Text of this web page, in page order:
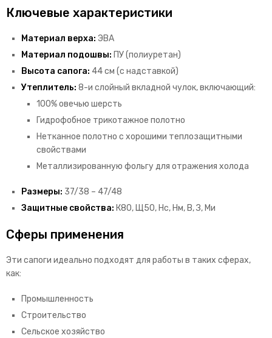
Ключевые характеристики
Материал верха: ЭВА
Материал подошвы: ПУ (полиуретан)
Высота сапога: 44 см (с надставкой)
Утеплитель: 8-и слойный вкладной чулок, включающий:
100% овечью шерсть
Гидрофобное трикотажное полотно
Нетканное полотно с хорошими теплозащитными
свойствами
Металлизированную фольгу для отражения холода
Размеры: 37/38 – 47/48
Защитные свойства: К80, Щ50, Нс, Нм, В, З, Ми
Сферы применения
Эти сапоги идеально подходят для работы в таких сферах,
как:
Промышленность
Строительство
Сельское хозяйство